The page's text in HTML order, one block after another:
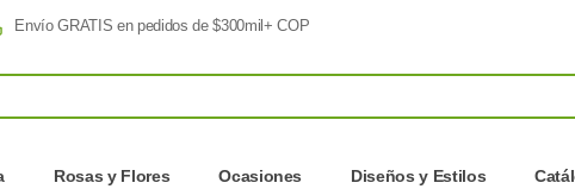
Envío GRATIS en pedidos de $300mil+ COP
Rosas y Flores Ocasiones Diseños y Estilos